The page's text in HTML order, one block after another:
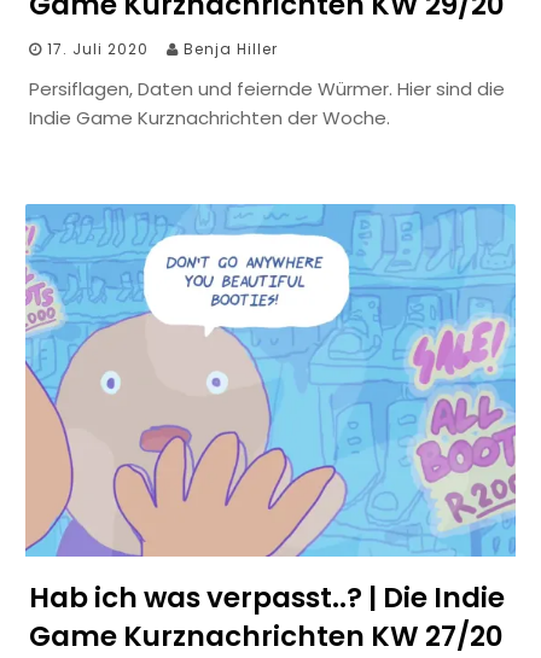
17. Juli 2020 Benja Hiller
Persiflagen, Daten und feiernde Würmer. Hier sind die
Indie Game Kurznachrichten der Woche.
Hab ich was verpasst..? | Die Indie
Game Kurznachrichten KW 27/20